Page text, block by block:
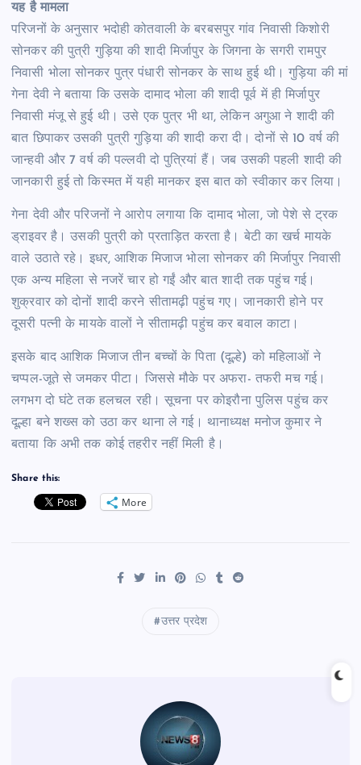
यह है मामला
परिजनों के अनुसार भदोही कोतवाली के बरबसपुर गांव निवासी किशोरी
सोनकर की पुत्री गुड़िया की शादी मिर्जापुर के जिगना के सगरी रामपुर
निवासी भोला सोनकर पुत्र पंधारी सोनकर के साथ हुई थी। गुड़िया की मां
गेना देवी ने बताया कि उसके दामाद भोला की शादी पूर्व में ही मिर्जापुर
निवासी मंजू से हुई थी। उसे एक पुत्र भी था, लेकिन अगुआ ने शादी की
बात छिपाकर उसकी पुत्री गुड़िया की शादी करा दी। दोनों से 10 वर्ष की
जान्हवी और 7 वर्ष की पल्लवी दो पुत्रियां हैं। जब उसकी पहली शादी की
जानकारी हुई तो किस्मत में यही मानकर इस बात को स्वीकार कर लिया।
गेना देवी और परिजनों ने आरोप लगाया कि दामाद भोला, जो पेशे से ट्रक
ड्राइवर है। उसकी पुत्री को प्रताड़ित करता है। बेटी का खर्च मायके
वाले उठाते रहे। इधर, आशिक मिजाज भोला सोनकर की मिर्जापुर निवासी
एक अन्य महिला से नजरें चार हो गईं और बात शादी तक पहुंच गई।
शुक्रवार को दोनों शादी करने सीतामढ़ी पहुंच गए। जानकारी होने पर
दूसरी पत्नी के मायके वालों ने सीतामढ़ी पहुंच कर बवाल काटा।
इसके बाद आशिक मिजाज तीन बच्चों के पिता (दूल्हे) को महिलाओं ने
चप्पल-जूते से जमकर पीटा। जिससे मौके पर अफरा- तफरी मच गई।
लगभग दो घंटे तक हलचल रही। सूचना पर कोइरौना पुलिस पहुंच कर
दूल्हा बने शख्स को उठा कर थाना ले गई। थानाध्यक्ष मनोज कुमार ने
बताया कि अभी तक कोई तहरीर नहीं मिली है।
Share this:
More
उत्तर प्रदेश